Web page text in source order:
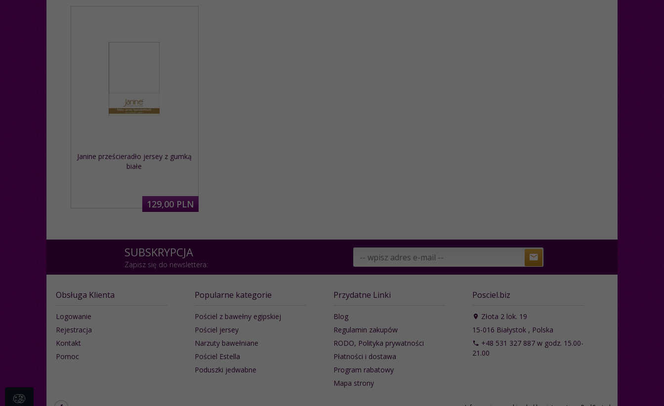
Janine prześcieradło jersey z gumką
białe
129,00 PLN
SUBSKRYPCJA
Zapisz się do newslettera:
Obsługa Klienta
Logowanie
Rejestracja
Kontakt
Pomoc
Popularne kategorie
Pościel z bawełny egipskiej
Pościel jersey
Narzuty bawełniane
Pościel Estella
Poduszki jedwabne
Przydatne Linki
Blog
Regulamin zakupów
RODO, Polityka prywatności
Płatności i dostawa
Program rabatowy
Mapa strony
Posciel.biz
Złota 2 lok. 19
15-016 Białystok, Polska
+48 531 327 887 w godz. 15.00-
21.00